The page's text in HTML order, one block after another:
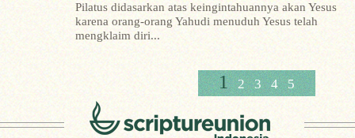
Pilatus didasarkan atas keingintahuannya akan Yesus
karena orang-orang Yahudi menuduh Yesus telah
mengklaim diri...
1 2 3 4 5